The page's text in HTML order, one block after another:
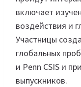
включает
воздействия и
Участницы
глобальных
и Penn CSIS и
выпускников.